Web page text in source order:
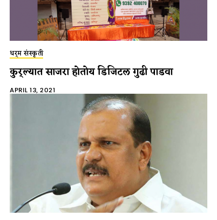
धर्म संस्कृती
कुर्ल्यात साजरा होतोय डिजिटल गुढी पाडवा
APRIL 13, 2021